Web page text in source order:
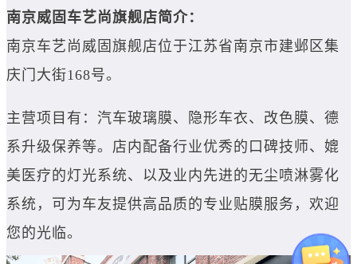
南京威固车艺尚旗舰店简介：
南京车艺尚威固旗舰店位于江苏省南京市建邺区集
庆门大街168号。
主营项目有：汽车玻璃膜、隐形车衣、改色膜、德
系升级保养等。店内配备行业优秀的口碑技师、媲
美医疗的灯光系统、以及业内先进的无尘喷淋雾化
系统，可为车友提供高品质的专业贴膜服务，欢迎
您的光临。